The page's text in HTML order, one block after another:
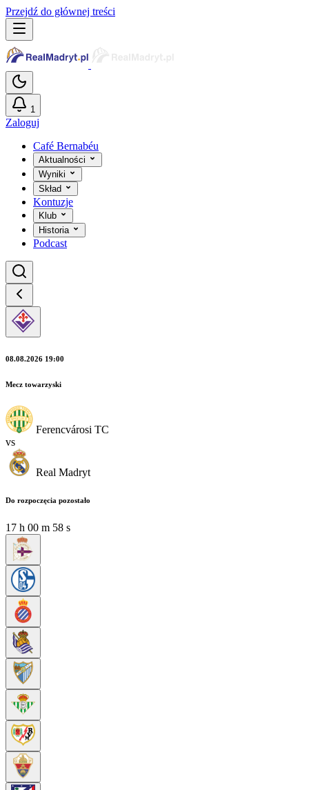
Przejdź do głównej treści
1
Zaloguj
Café Bernabéu
Aktualności
Wyniki
Skład
Kontuzje
Klub
Historia
Podcast
08.08.2026 19:00
Mecz towarzyski
Ferencvárosi TC
vs
Real Madryt
Do rozpoczęcia pozostało
17 h 00 m 56 s